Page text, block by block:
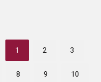
1 2 3
8 9 10